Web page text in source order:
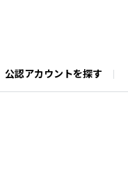
公認アカウントを探す